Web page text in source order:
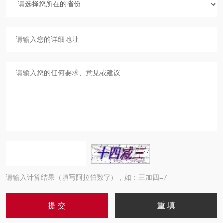
请输入计算结果（填写阿拉伯数字），如：三加四=7